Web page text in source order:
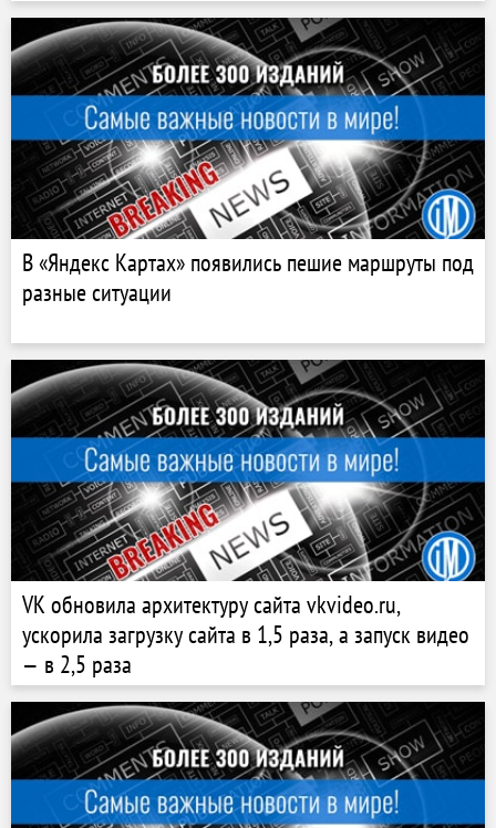
В «Яндекс Картах» появились пешие маршруты под
разные ситуации
VK обновила архитектуру сайта vkvideo.ru,
ускорила загрузку сайта в 1,5 раза, а запуск видео
— в 2,5 раза